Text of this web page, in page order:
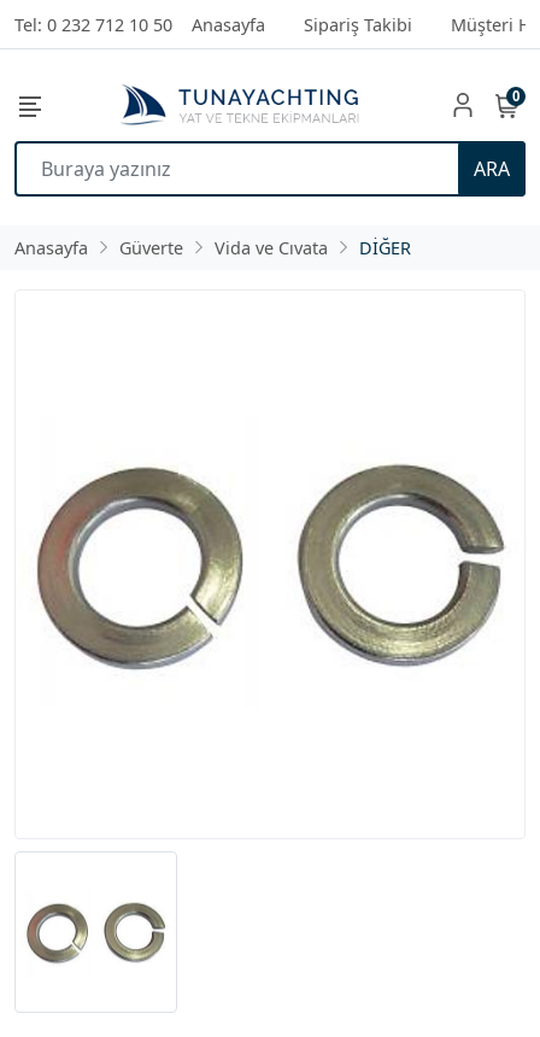
Tel: 0 232 712 10 50 Anasayfa Sipariş Takibi Müşteri
ARA
0
Anasayfa Güverte Vida ve Cıvata DİĞER